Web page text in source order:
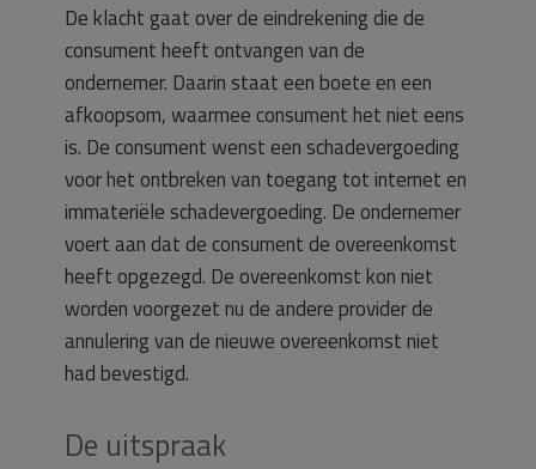
De klacht gaat over de eindrekening die de
consument heeft ontvangen van de
ondernemer. Daarin staat een boete en een
afkoopsom, waarmee consument het niet eens
is. De consument wenst een schadevergoeding
voor het ontbreken van toegang tot internet en
immateriële schadevergoeding. De ondernemer
voert aan dat de consument de overeenkomst
heeft opgezegd. De overeenkomst kon niet
worden voorgezet nu de andere provider de
annulering van de nieuwe overeenkomst niet
had bevestigd.
De uitspraak